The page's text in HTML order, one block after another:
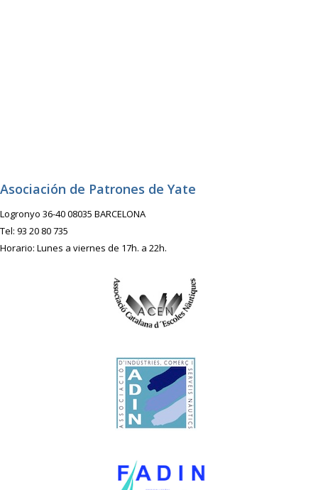
Asociación de Patrones de Yate
Logronyo 36-40 08035 BARCELONA
Tel: 93 20 80 735
Horario: Lunes a viernes de 17h. a 22h.